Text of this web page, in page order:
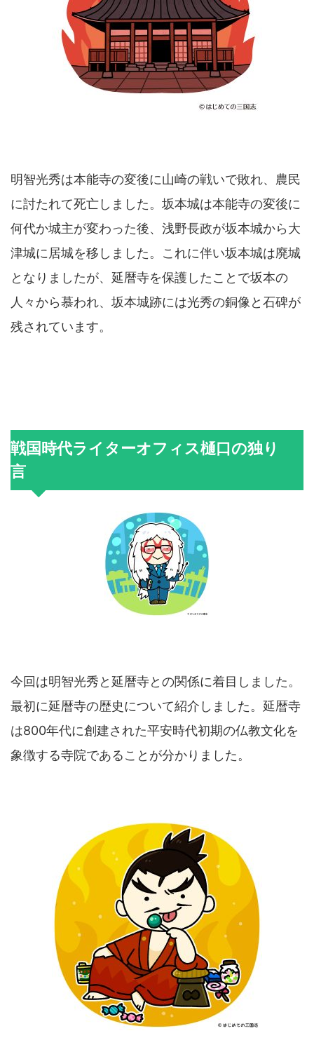
明智光秀は本能寺の変後に山崎の戦いで敗れ、農民
に討たれて死亡しました。坂本城は本能寺の変後に
何代か城主が変わった後、浅野長政が坂本城から大
津城に居城を移しました。これに伴い坂本城は廃城
となりましたが、延暦寺を保護したことで坂本の
人々から慕われ、坂本城跡には光秀の銅像と石碑が
残されています。
戦国時代ライターオフィス樋口の独り
言
今回は明智光秀と延暦寺との関係に着目しました。
最初に延暦寺の歴史について紹介しました。延暦寺
は800年代に創建された平安時代初期の仏教文化を
象徴する寺院であることが分かりました。